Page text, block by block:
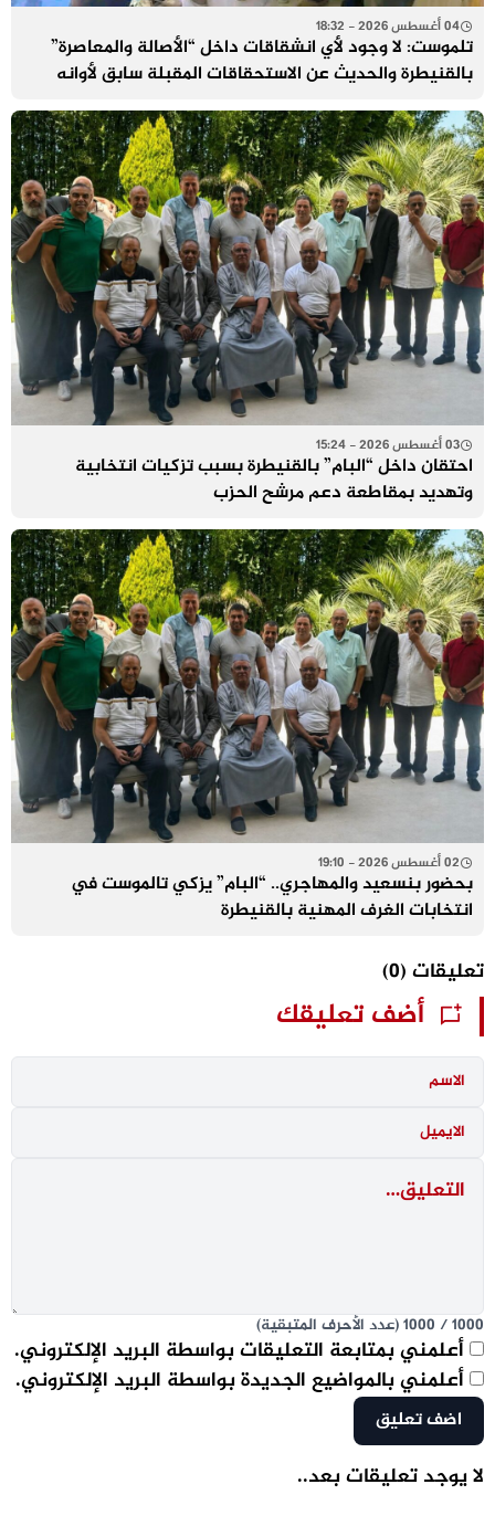
04 أغسطس 2026 - 18:32
تلموست: لا وجود لأي انشقاقات داخل “الأصالة والمعاصرة”
بالقنيطرة والحديث عن الاستحقاقات المقبلة سابق لأوانه
03 أغسطس 2026 - 15:24
احتقان داخل “البام” بالقنيطرة بسبب تزكيات انتخابية
وتهديد بمقاطعة دعم مرشح الحزب
02 أغسطس 2026 - 19:10
بحضور بنسعيد والمهاجري.. “البام” يزكي تالموست في
انتخابات الغرف المهنية بالقنيطرة
تعليقات (0)
أضف تعليقك
1000
/
1000(عدد الأحرف المتبقية)
أعلمني بمتابعة التعليقات بواسطة البريد الإلكتروني.
أعلمني بالمواضيع الجديدة بواسطة البريد الإلكتروني.
لا يوجد تعليقات بعد..